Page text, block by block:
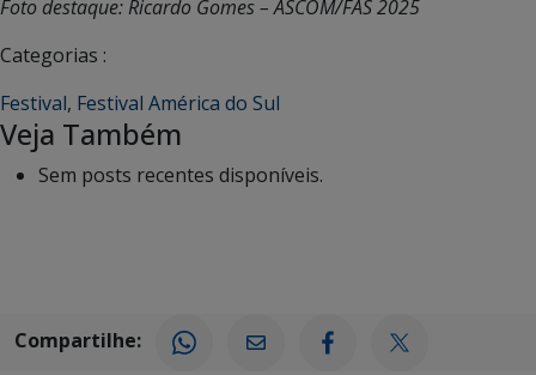
Foto destaque: Ricardo Gomes – ASCOM/FAS 2025
Categorias :
Festival, Festival América do Sul
Veja Também
Sem posts recentes disponíveis.
Compartilhe: